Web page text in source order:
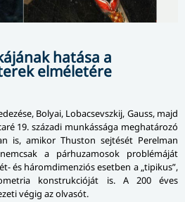
hatása a
elméletére
Bolyai, Lobacsevszkij, Gauss, majd
19. századi munkássága meghatározó
is, amikor Thuston sejtését Perelman
a párhuzamosok problémáját
és háromdimenziós esetben a „tipikus”,
konstrukcióját is. A 200 éves
végig az olvasót.